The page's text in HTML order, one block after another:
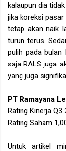
kalaupun dia
jika koreksi pasar
tetap akan naik
turun terus.
pulih pada bulan
saja RALS juga
yang juga
PT Ramayana
Rating Kinerja Q3
Rating Saham
Untuk artikel